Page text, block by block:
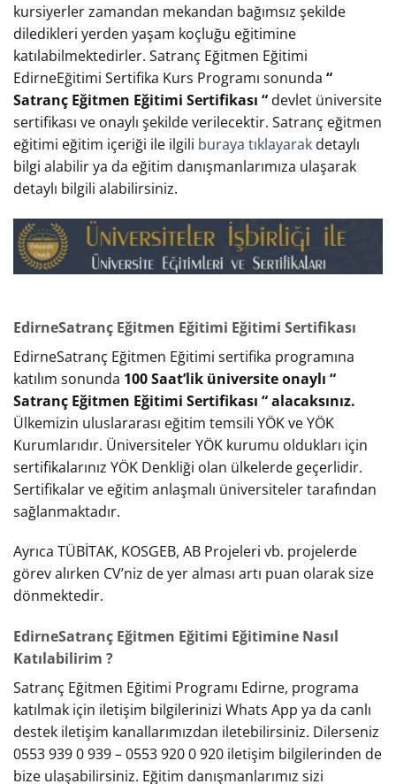
kursiyerler zamandan mekandan bağımsız şekilde
diledikleri yerden yaşam koçluğu eğitimine
katılabilmektedirler. Satranç Eğitmen Eğitimi
EdirneEğitimi Sertifika Kurs Programı sonunda “
Satranç Eğitmen Eğitimi Sertifikası “ devlet üniversite
sertifikası ve onaylı şekilde verilecektir. Satranç eğitmen
eğitimi eğitim içeriği ile ilgili buraya tıklayarak detaylı
bilgi alabilir ya da eğitim danışmanlarımıza ulaşarak
detaylı bilgili alabilirsiniz.
EdirneSatranç Eğitmen Eğitimi Eğitimi Sertifikası
EdirneSatranç Eğitmen Eğitimi sertifika programına
katılım sonunda 100 Saat’lik üniversite onaylı “
Satranç Eğitmen Eğitimi Sertifikası “ alacaksınız.
Ülkemizin uluslararası eğitim temsili YÖK ve YÖK
Kurumlarıdır. Üniversiteler YÖK kurumu oldukları için
sertifikalarınız YÖK Denkliği olan ülkelerde geçerlidir.
Sertifikalar ve eğitim anlaşmalı üniversiteler tarafından
sağlanmaktadır.
Ayrıca TÜBİTAK, KOSGEB, AB Projeleri vb. projelerde
görev alırken CV’niz de yer alması artı puan olarak size
dönmektedir.
EdirneSatranç Eğitmen Eğitimi Eğitimine Nasıl
Katılabilirim ?
Satranç Eğitmen Eğitimi Programı Edirne, programa
katılmak için iletişim bilgilerinizi Whats App ya da canlı
destek iletişim kanallarımızdan iletebilirsiniz. Dilerseniz
0553 939 0 939 – 0553 920 0 920 iletişim bilgilerinden de
bize ulaşabilirsiniz. Eğitim danışmanlarımız sizi